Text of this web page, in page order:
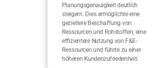
Planungsgenauigkeit deutlich
steigern. Dies ermöglichte eine
gezieltere Beschaffung von
Ressourcen und Rohstoffen, eine
effizientere Nutzung von F&E-
Ressourcen und führte zu einer
höheren Kundenzufriedenheit.